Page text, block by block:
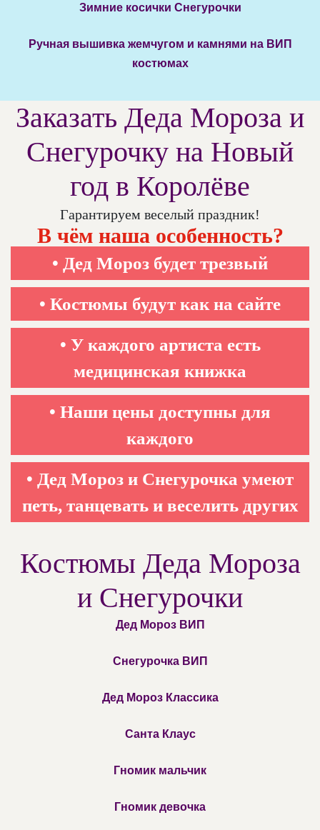
Зимние косички Снегурочки
Ручная вышивка жемчугом и камнями на ВИП
костюмах
Заказать Деда Мороза и
Снегурочку на Новый
год в Королёве
Гарантируем веселый праздник!
В чём наша особенность?
• Дед Мороз будет трезвый
• Костюмы будут как на сайте
• У каждого артиста есть
медицинская книжка
• Наши цены доступны для
каждого
• Дед Мороз и Снегурочка умеют
петь, танцевать и веселить других
Костюмы Деда Мороза
и Снегурочки
Дед Мороз ВИП
Снегурочка ВИП
Дед Мороз Классика
Санта Клаус
Гномик мальчик
Гномик девочка